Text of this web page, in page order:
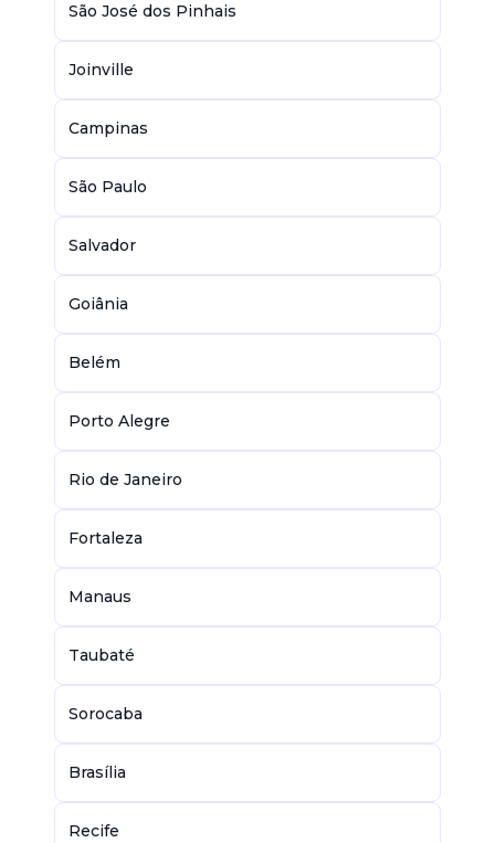
São José dos Pinhais
Joinville
Campinas
São Paulo
Salvador
Goiânia
Belém
Porto Alegre
Rio de Janeiro
Fortaleza
Manaus
Taubaté
Sorocaba
Brasília
Recife